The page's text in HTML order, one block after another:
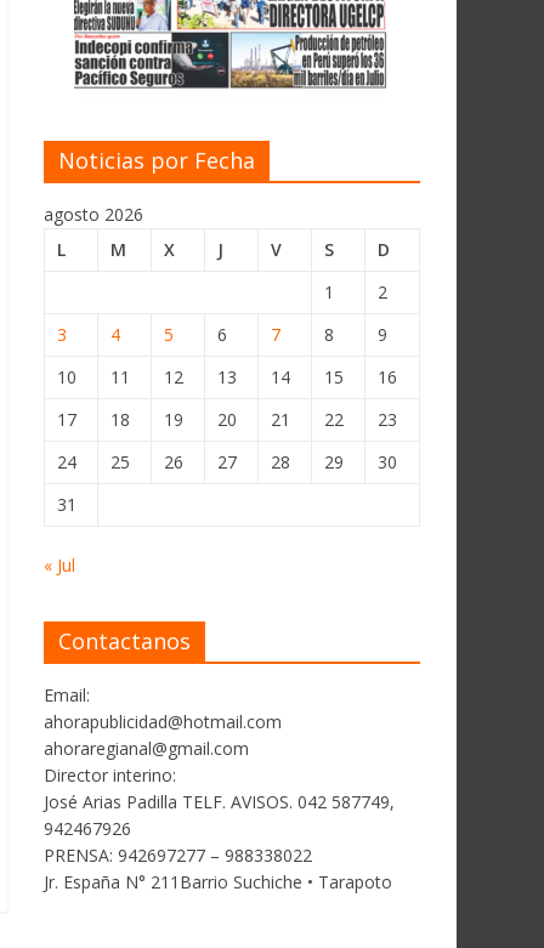
Noticias por Fecha
agosto 2026
L
M X J V S
D
1
2
3
4 5 6 7 8
9
10
11 12 13 14 15
16
17
18 19 20 21 22
23
24
25 26 27 28 29
30
31
« Jul
Contactanos
Email:
ahorapublicidad@hotmail.com
ahoraregianal@gmail.com
Director interino:
José Arias Padilla TELF. AVISOS. 042 587749,
942467926
PRENSA: 942697277 – 988338022
Jr. España N° 211Barrio Suchiche • Tarapoto